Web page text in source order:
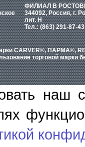
ФИЛИАЛ В
344092, Россия, г.
лит. Н
Тел.: (863) 291-87-43
CARVER®, ПАРМА®,
торговой марки
наш